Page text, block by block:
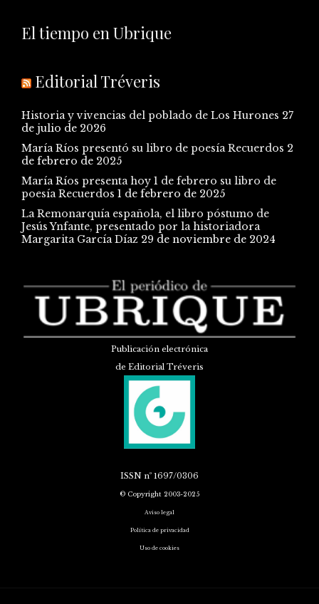
El tiempo en Ubrique
Editorial Tréveris
Historia y vivencias del poblado de Los Hurones 27
de julio de 2026
María Ríos presentó su libro de poesía Recuerdos 2
de febrero de 2025
María Ríos presenta hoy 1 de febrero su libro de
poesía Recuerdos 1 de febrero de 2025
La Remonarquía española, el libro póstumo de
Jesús Ynfante, presentado por la historiadora
Margarita García Díaz 29 de noviembre de 2024
Publicación electrónica
de Editorial Tréveris
ISSN nº 1697/0306
© Copyright 2003-2025
Aviso legal
Política de privacidad
Uso de cookies